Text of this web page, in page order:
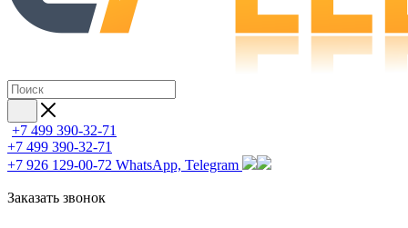
+7 499 390-32-71
+7 499 390-32-71
+7 926 129-00-72 WhatsApp, Telegram
Заказать звонок